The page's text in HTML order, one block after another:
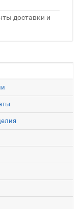
доставки и